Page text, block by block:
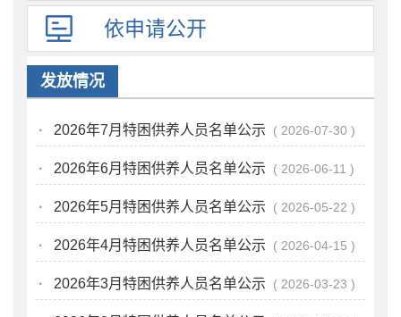
依申请公开
发放情况
· 2026年7月特困供养人员名单公示 2026-07-30
· 2026年6月特困供养人员名单公示 2026-06-11
· 2026年5月特困供养人员名单公示 2026-05-22
· 2026年4月特困供养人员名单公示 2026-04-15
· 2026年3月特困供养人员名单公示 2026-03-23